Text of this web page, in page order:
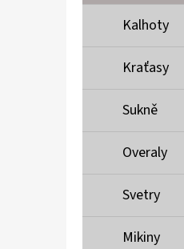
Kalhoty
Kraťasy
Sukně
Overaly
Svetry
Mikiny